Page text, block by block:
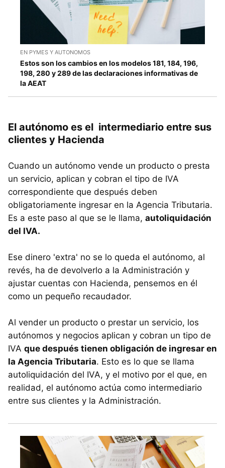
EN PYMES Y AUTONOMOS
Estos son los cambios en los modelos 181, 184, 196,
198, 280 y 289 de las declaraciones informativas de
la AEAT
El autónomo es el intermediario entre sus
clientes y Hacienda
Cuando un autónomo vende un producto o presta
un servicio, aplican y cobran el tipo de IVA
correspondiente que después deben
obligatoriamente ingresar en la Agencia Tributaria.
Es a este paso al que se le llama, autoliquidación
del IVA.
Ese dinero 'extra' no se lo queda el autónomo, al
revés, ha de devolverlo a la Administración y
ajustar cuentas con Hacienda, pensemos en él
como un pequeño recaudador.
Al vender un producto o prestar un servicio, los
autónomos y negocios aplican y cobran un tipo de
IVA que después tienen obligación de ingresar en
la Agencia Tributaria. Esto es lo que se llama
autoliquidación del IVA, y el motivo por el que, en
realidad, el autónomo actúa como intermediario
entre sus clientes y la Administración.